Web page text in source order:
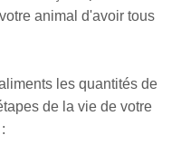
animal d'avoir tous
les quantités de
de la vie de votre